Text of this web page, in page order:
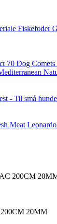
Fiskefoder
70 Dog Comets
- Til små hunde
Meat
200CM